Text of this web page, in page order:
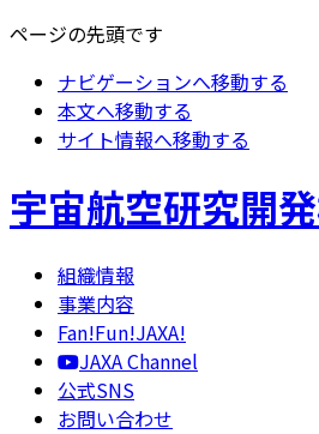
ページの先頭です
ナビゲーションへ移動する
本文へ移動する
サイト情報へ移動する
宇宙航空研究開
組織情報
事業内容
Fan!Fun!JAXA!
JAXA Channel
公式SNS
お問い合わせ